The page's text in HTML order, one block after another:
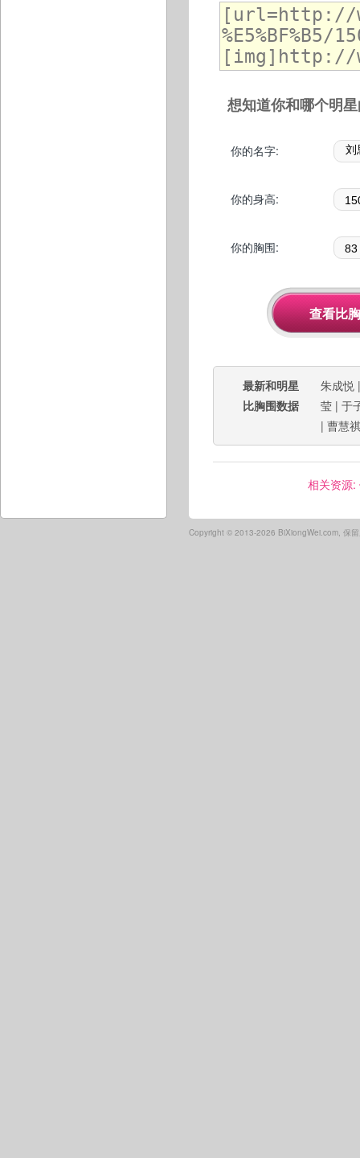
想知道你和哪个明
你的名字:
你的身高:
你的胸围:
最新和明星
比胸围数据
朱成悦
莹 | 于
| 曹慧祺
相关资源:
Copyright © 2013-2026 BiXiongWei.com, 保